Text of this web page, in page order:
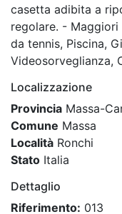
casetta adibita a
regolare. -
da tennis, Piscina,
Videosorveglianza,
Localizzazione
Provincia Massa-
Comune Massa
Località Ronchi
Stato Italia
Dettaglio
Riferimento: 013